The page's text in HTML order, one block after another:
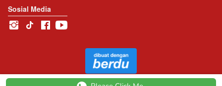
Sosial Media